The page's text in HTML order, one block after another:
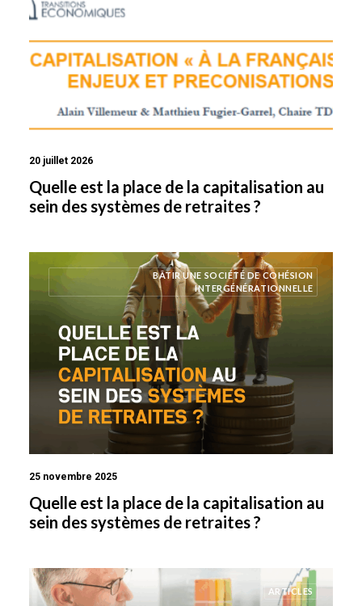
20 juillet 2026
Quelle est la place de la capitalisation au
sein des systèmes de retraites ?
BÂTIR UNE SOCIÉTÉ DE COHÉSION
INTERGÉNÉRATIONNELLE
25 novembre 2025
Quelle est la place de la capitalisation au
sein des systèmes de retraites ?
ARTICLES